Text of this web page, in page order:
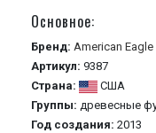
Основное:
Бренд: American Eagle
Артикул: 9387
Страна:
США
Группы: древесные
Год создания: 2013